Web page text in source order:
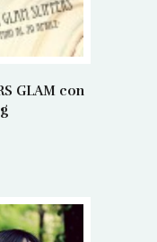
GLAM con